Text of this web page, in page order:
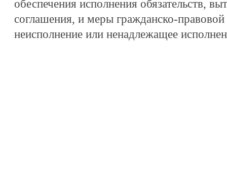
обеспечения исполнения обязательств,
соглашения, и меры гражданско-правовой
неисполнение или ненадлежащее